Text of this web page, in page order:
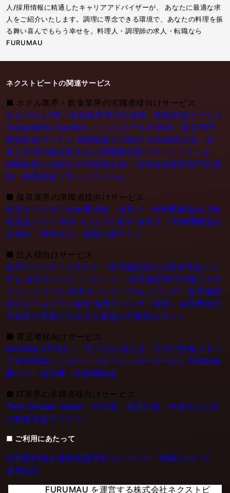
人/採用情報に精通したキャリアアドバイザーが、 あなたに最適な求
人をご紹介いたします。調理に専念できる環境で、あなたの料理を振
る舞い喜んでもらう幸せを。料理人・調理師の求人・転職なら
FURUMAU
ネクストビートの関連サービス
■ ホテル業界・飲食業界の求職者様向けサービス
おもてなしHR - 宿泊業界専門の就職・転職支援サービス
Hospitality Careers - シンガポールの宿泊・飲食専門
転職支援サービス 886旅館人力銀行 日本旅館工作 - 日
本と台湾の観光業を結ぶ課題解決型プラットフォーム
886旅館人力銀行 台湾旅館工作 - 台湾宿泊業界専門の就
職・転職支援プラットフォーム
■ 保育業界の求職者様向けサービス
保育士バンク! -日本最大級。保育士・幼稚園教論向け転
職支援サイト 保育士バンク! 新卒-保育士・幼稚園教論を
目指す「学生向け」就職活動サイト
■ 法人様向けサービス
保育士バンク！コネクト - 保育施設向けの業務支援シス
テム 保育士バンク！パレット - 保育施設専門の職員マネ
ジメントツール 保育士バンク！ウェブパック - 保育施設
向けホームページ制作 保育士バンク！総研 - 保育園経営
や保育の実務に活かせる有益な情報発信サイト
■ 育児者様向けサービス
KIDSNA STYLE - 「育てるを考える」子育て情報メディ
ア KIDSNAシッター - ベビーシッターサービス KIDSNA
園ナビ - 保育園・幼稚園検索
■ IT業界の求職者様向けサービス
Tech Bridge Japan - IT企業、成長企業、外国人のため
の転職支援サービス
■ ご利用にあたって
利用規約個人情報保護方針コンテンツ・商標について
運営会社
FURUMAU を運営する株式会社ネクストビ